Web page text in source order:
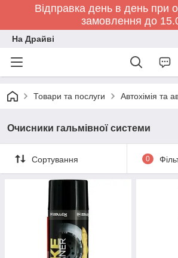
Відправка день в день при
замовлення до
На Драйві
Товари та послуги Автохімія та
Очисники гальмівної системи
Сортування 0